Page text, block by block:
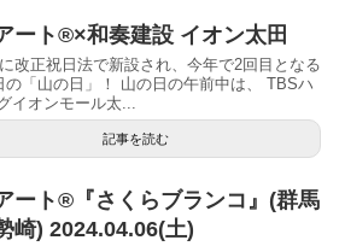
ート®︎×和奏建設 イオン太田
改正祝日法で新設され、今年で2回目となる
の「山の日」！ 山の日の午前中は、 TBSハ
イオンモール太...
記事を読む
ート®『さくらブランコ』(群馬
崎) 2024.04.06(土)